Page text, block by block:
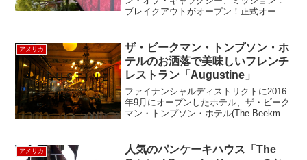
ブレイクアウトがオープン！正式オープ
ン・イベントに参加してきました。招待
されたのは、クリエー...
アメリカ
ザ・ビークマン・トンプソン・ホ
テルのお洒落で美味しいフレンチ
レストラン「Augustine」
ファイナンシャルディストリクトに2016
年9月にオープンしたホテル、ザ・ビーク
マン・トンプソン・ホテル(The Beekman
介。August...
アメリカ
人気のパンケーキハウス「The